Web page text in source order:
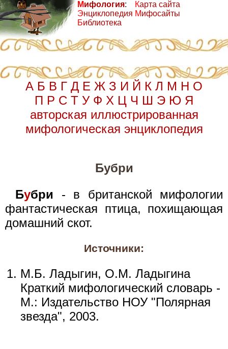
Мифология:
Энциклопедия
Библиотека
Карта сайта
Мифосайты
А Б В Г Д Е Ж З И Й К Л М Н О
П Р С Т У Ф Х Ц Ч Ш Э Ю Я
авторская иллюстрированная
мифологическая энциклопедия
Бубри
Бубри - в британской мифологии
фантастическая птица, похищающая
домашний скот.
Источники:
М.Б. Ладыгин, О.М. Ладыгина
Краткий мифологический словарь -
М.: Издательство НОУ "Полярная
звезда", 2003.